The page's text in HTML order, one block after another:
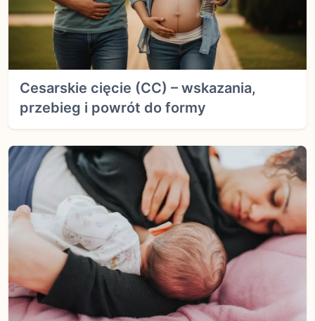
Cesarskie cięcie (CC) – wskazania,
przebieg i powrót do formy